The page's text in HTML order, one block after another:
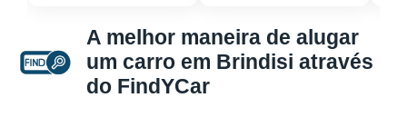
A melhor maneira de alugar
um carro em Brindisi através
do FindYCar